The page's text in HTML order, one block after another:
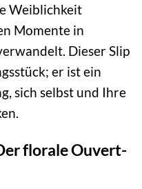
Weiblichkeit
Momente in
Dieser Slip
er ist ein
sich selbst und Ihre
florale Ouvert-